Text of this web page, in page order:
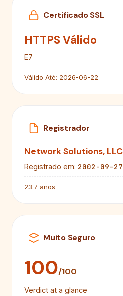
Certificado SSL
HTTPS Válido
E7
Válido Até: 2026-06-22
Registrador
Network Solutions, LLC
Registrado em: 2002-09-27
23.7 anos
Muito Seguro
100/100
Verdict at a glance